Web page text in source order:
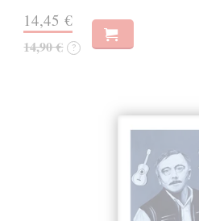
14,45 €
14,90 € ?